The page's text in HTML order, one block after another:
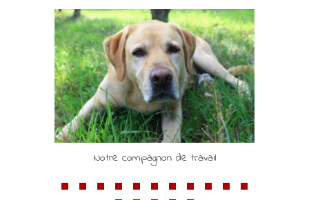
Notre compagnon de travail